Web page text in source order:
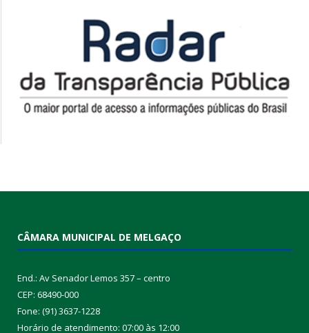
CÂMARA MUNICIPAL DE MELGAÇO
End.: Av Senador Lemos 357 – centro
CEP: 68490-000
Fone: (91) 3637-1228
Horário de atendimento: 07:00 às 12:00